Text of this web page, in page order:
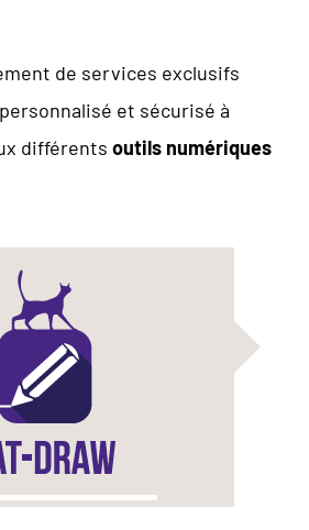
de services exclusifs
et sécurisé à
différents outils numériques